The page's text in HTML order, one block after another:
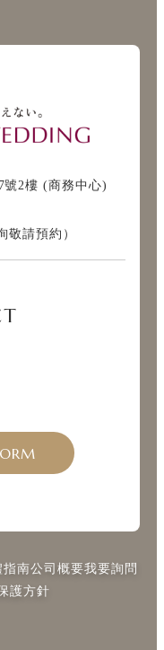
號2樓 (商務中心)
請預約）
指南公司概要我要詢問
護方針